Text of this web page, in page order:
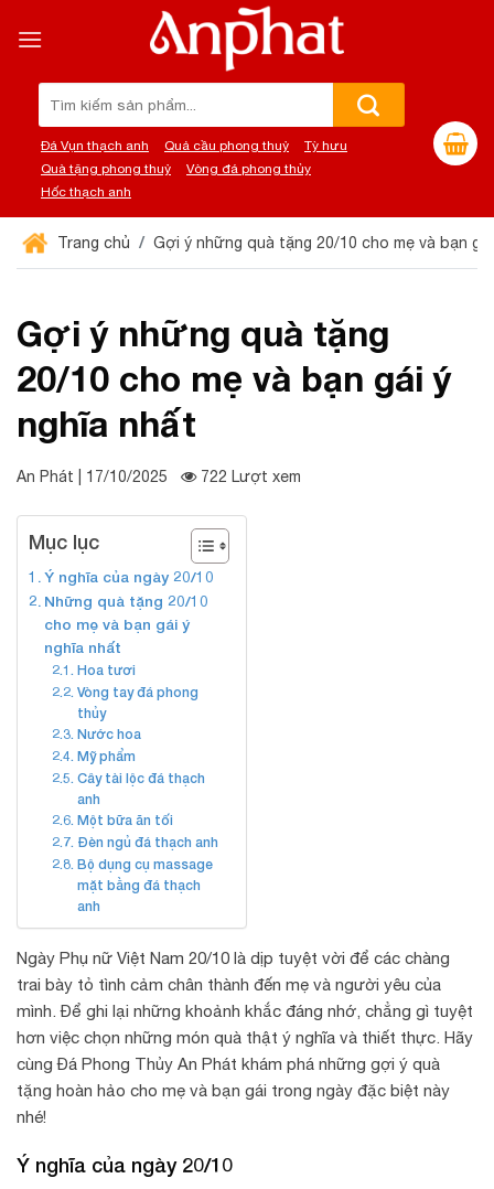
đến
Đá Vụn thạch anh Quả cầu phong thuỷ
Tỳ hưu
Quà tặng phong thuỷ
Vòng đá phong thủy
Hốc thạch anh
Trang chủ Gợi ý những quà tặng 20/10 cho mẹ và bạn
Gợi ý những quà tặng
20/10 cho mẹ và bạn gái ý
nghĩa nhất
An Phát | 17/10/2025 722 Lượt xem
Mục lục
Ý nghĩa của ngày 20/10
Những quà tặng 20/10
cho mẹ và bạn gái ý
nghĩa nhất
Hoa tươi
Vòng tay đá phong
thủy
Nước hoa
Mỹ phẩm
Cây tài lộc đá thạch
anh
Một bữa ăn tối
Đèn ngủ đá thạch anh
Bộ dụng cụ massage
mặt bằng đá thạch
anh
Ngày Phụ nữ Việt Nam 20/10 là dịp tuyệt vời để các chàng
trai bày tỏ tình cảm chân thành đến mẹ và người yêu của
mình. Để ghi lại những khoảnh khắc đáng nhớ, chẳng gì tuyệt
hơn việc chọn những món quà thật ý nghĩa và thiết thực. Hãy
cùng Đá Phong Thủy An Phát khám phá những gợi ý quà
tặng hoàn hảo cho mẹ và bạn gái trong ngày đặc biệt này
nhé!
Ý nghĩa của ngày 20/10